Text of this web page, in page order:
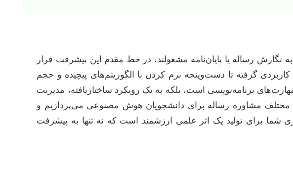
رساله یا پایان‌نامه مشغولند، در خط مقدم این پیشرفت قرار
گرفته تا دست‌وپنجه نرم کردن با الگوریتم‌های پیچیده و حجم
برنامه‌نویسی است، بلکه به یک رویکرد ساختاریافته، مدیریت
مختلف مشاوره رساله برای دانشجویان هوش مصنوعی می‌پردازیم و
شما برای تولید یک اثر علمی ارزشمند است که نه تنها به پیشرفت